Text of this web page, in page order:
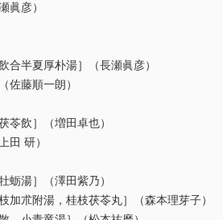
眞彦）
半夏厚朴湯］（長瀬眞彦）
佐藤順一朗）
苓飲］（増田卓也）
田 研）
蛎湯］（澤田紫乃）
朮附湯，桂枝茯苓丸］（森本理芽子）